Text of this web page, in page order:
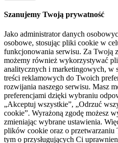
Szanujemy Twoją prywatność
Jako administrator danych
osobowe, stosując pliki cookie w
funkcjonowania serwisu. Za Twoją
możemy również wykorzystywać
analitycznych i marketingowych, w
treści reklamowych do Twoich
rozwijania naszego serwisu. Masz
preferencjami dzięki wybraniu
„Akceptuj wszystkie”, „Odrzuć
cookie”. Wyrażoną zgodę możesz
zmieniając wybrane ustawienia.
plików cookie oraz o
tym o przysługujących Ci